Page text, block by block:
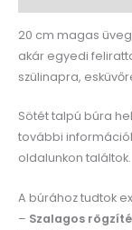
20 cm magas
akár egyedi
szülinapra,
Sötét talpú búra
további
oldalunkon találtok.
A búrához tudtok
– Szalagos